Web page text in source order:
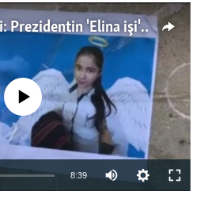
STANDARTLARIMIZ
Bir intiharın tarixçəsi: Prezidentin 'Elina işi'ni nəzarətə götürməsi və məhkəmənin hökmü
currently available
8:39